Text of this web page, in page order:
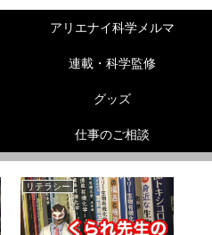
アリエナイ科学メルマ
連載・科学監修
グッズ
仕事のご相談
リテラシー